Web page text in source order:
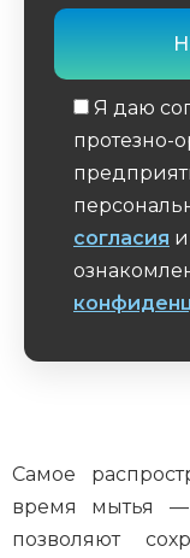
Я даю
протезно-
согласия
Самое
время мытья —
позволяют